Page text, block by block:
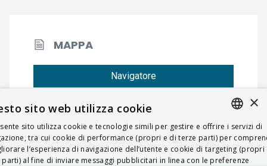
MAPPA
Navigatore
ITALIAN
ENGLISH
×
sito web utilizza cookie
sito utilizza cookie e tecnologie simili per gestire e offrire i servizi di
tra cui cookie di performance (propri e di terze parti) per
l’esperienza di navigazione dell’utente e cookie di targeting (propri
parti) al fine di inviare messaggi pubblicitari in linea con le preferenze